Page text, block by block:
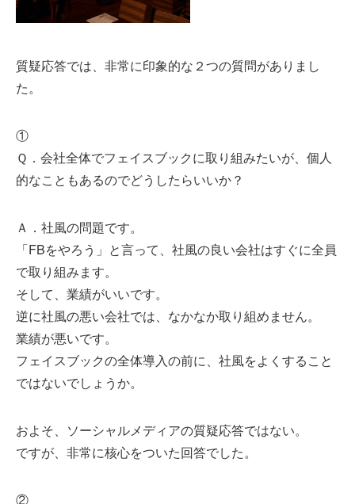
質疑応答では、非常に印象的な２つの質問がありまし
た。
①
Ｑ．会社全体でフェイスブックに取り組みたいが、個人
的なこともあるのでどうしたらいいか？
Ａ．社風の問題です。
「FBをやろう」と言って、社風の良い会社はすぐに全員
で取り組みます。
そして、業績がいいです。
逆に社風の悪い会社では、なかなか取り組めません。
業績が悪いです。
フェイスブックの全体導入の前に、社風をよくすること
ではないでしょうか。
およそ、ソーシャルメディアの質疑応答ではない。
ですが、非常に核心をついた回答でした。
②